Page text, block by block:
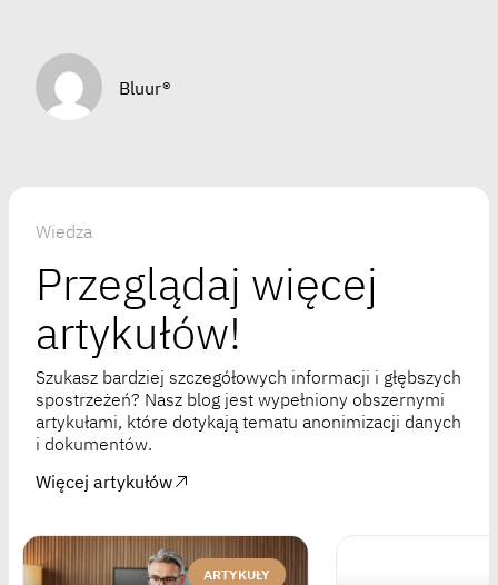
Bluur®
Wiedza
Przeglądaj więcej
artykułów!
Szukasz bardziej szczegółowych informacji i głębszych
spostrzeżeń? Nasz blog jest wypełniony obszernymi
artykułami, które dotykają tematu anonimizacji danych
i dokumentów.
Więcej artykułów
ARTYKUŁY